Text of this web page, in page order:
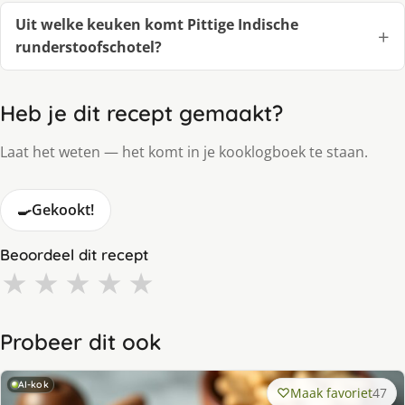
Uit welke keuken komt Pittige Indische
runderstoofschotel?
Heb je dit recept gemaakt?
Laat het weten — het komt in je kooklogboek te staan.
🍳Gekookt!
Beoordeel dit recept
★ ★ ★ ★ ★
Probeer dit ook
AI-kok Maak favoriet47